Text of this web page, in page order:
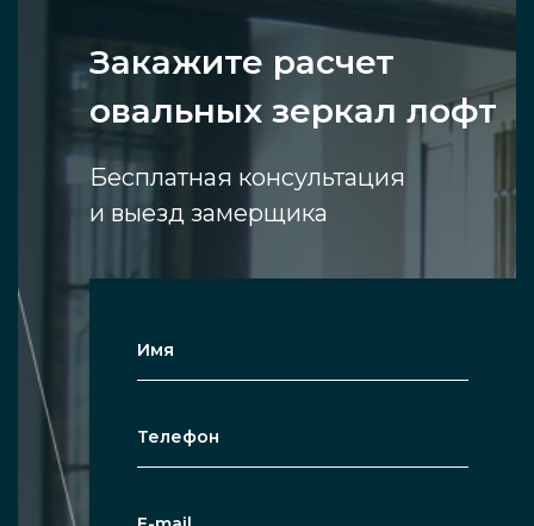
Закажите расчет
овальных зеркал лофт
Бесплатная консультация
и выезд замерщика